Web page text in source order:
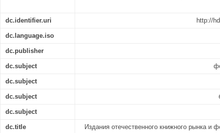
dc.identifier.uri http://
dc.language.iso
dc.publisher
dc.subject
dc.subject
dc.subject
dc.subject
dc.title Издания отечественного книжного рынка и